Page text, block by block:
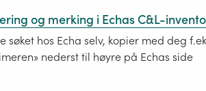
og merking i Echas C&L-
søket hos Echa selv, kopier med deg
nederst til høyre på Echas side